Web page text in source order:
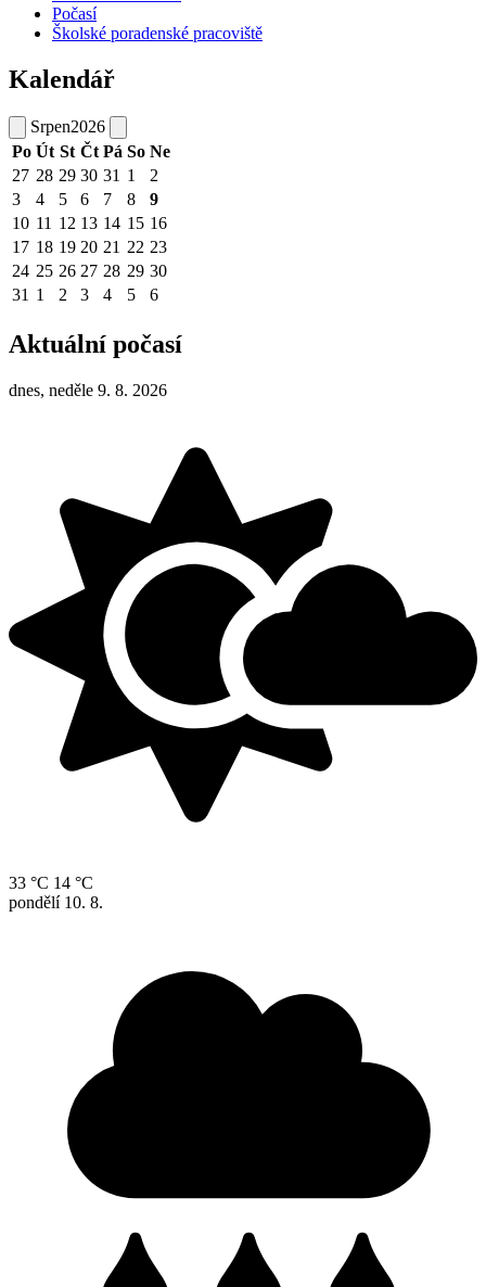
Počasí
Školské poradenské pracoviště
Kalendář
Srpen2026
Po Út St Čt Pá So Ne
27 28 29 30 31 1
2
3
4 5 6 7 8
9
10 11 12 13 14 15 16
17 18 19 20 21 22 23
24 25 26 27 28 29 30
31 1 2 3 4 5 6
Aktuální počasí
dnes, neděle 9. 8. 2026
33 °C 14 °C
pondělí 10. 8.